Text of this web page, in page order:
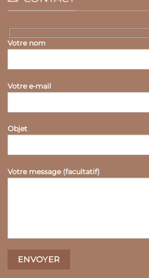
Votre nom
Votre e-mail
Objet
Votre message (facultatif)